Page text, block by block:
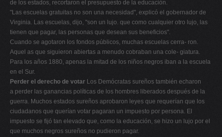
de los estados, recortaron el presupuesto de la educación.
"Las escuelas gratuitas no son una necesidad", explicó el gobernador de
Virginia. Las escuelas, dijo, "son un lujo. que como cualquier otro lujo, las
tienen que pagar, las personas que desean sus beneficios".
Cuando se agotaron los fondos públicos, muchas escuelas cerra- ron.
Aquel as que siguieron abiertas a menudo cobraban una cole- giatura.
Para los años 1880, apenas la mitad de los niños negros iban a la escuela
en el Sur.
Perder el derecho de votar Los Demócratas sureños también echaron
a perder las ganancias políticas de los hombres liberados después de la
guerra. Muchos estados sureños aprobaron leyes que requerían que los
ciudadanos que querían votar pagaran un impuesto por persona. El
impuesto se fijó tan elevado que, como la educación, se hizo un lujo por el
que muchos negros sureños no pudieron pagar.